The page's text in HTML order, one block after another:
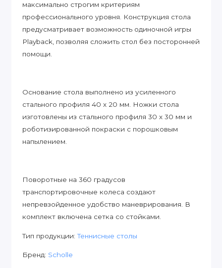
максимально строгим критериям
профессионального уровня. Конструкция стола
предусматривает возможность одиночной игры
Playback, позволяя сложить стол без посторонней
помощи.
Основание стола выполнено из усиленного
стального профиля 40 х 20 мм. Ножки стола
изготовлены из стального профиля 30 х 30 мм и
роботизированной покраски с порошковым
напылением.
Поворотные на 360 градусов
транспортировочные колеса создают
непревзойденное удобство маневрирования. В
комплект включена сетка со стойками.
Тип продукции:Теннисные столы
Бренд: Scholle